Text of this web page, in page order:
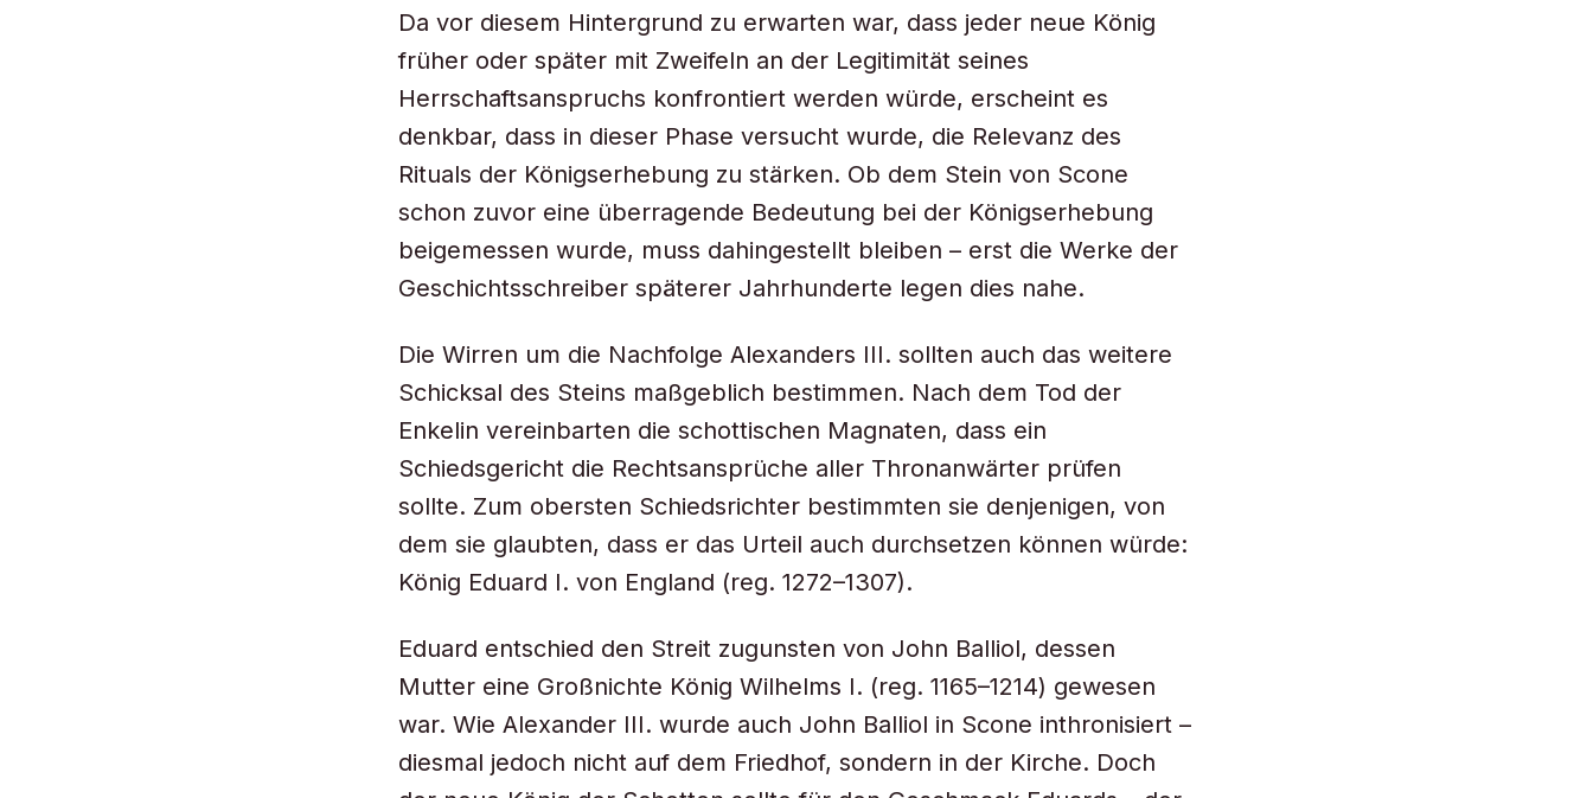
Da vor diesem Hintergrund zu erwarten war, dass jeder neue König
früher oder später mit Zweifeln an der Legitimität seines
Herrschaftsanspruchs konfrontiert werden würde, erscheint es
denkbar, dass in dieser Phase versucht wurde, die Relevanz des
Rituals der Königserhebung zu stärken. Ob dem Stein von Scone
schon zuvor eine überragende Bedeutung bei der Königserhebung
beigemessen wurde, muss dahingestellt bleiben – erst die Werke der
Geschichtsschreiber späterer Jahrhunderte legen dies nahe.
Die Wirren um die Nachfolge Alexanders III. sollten auch das weitere
Schicksal des Steins maßgeblich bestimmen. Nach dem Tod der
Enkelin vereinbarten die schottischen Magnaten, dass ein
Schiedsgericht die Rechtsansprüche aller Thronanwärter prüfen
sollte. Zum obersten Schiedsrichter bestimmten sie denjenigen, von
dem sie glaubten, dass er das Urteil auch durchsetzen können würde:
König Eduard I. von England (reg. 1272–1307).
Eduard entschied den Streit zugunsten von John Balliol, dessen
Mutter eine Großnichte König Wilhelms I. (reg. 1165–1214) gewesen
war. Wie Alexander III. wurde auch John Balliol in Scone inthronisiert –
diesmal jedoch nicht auf dem Friedhof, sondern in der Kirche. Doch